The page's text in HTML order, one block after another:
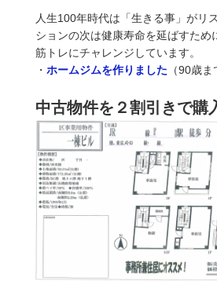
人生100年時代は「生きる事」がリ
ションの次は健康寿命を延ばすため
筋トレにチャレンジしています。
・ ホームジムを作りました （90歳ま
中古物件を２割引きで購